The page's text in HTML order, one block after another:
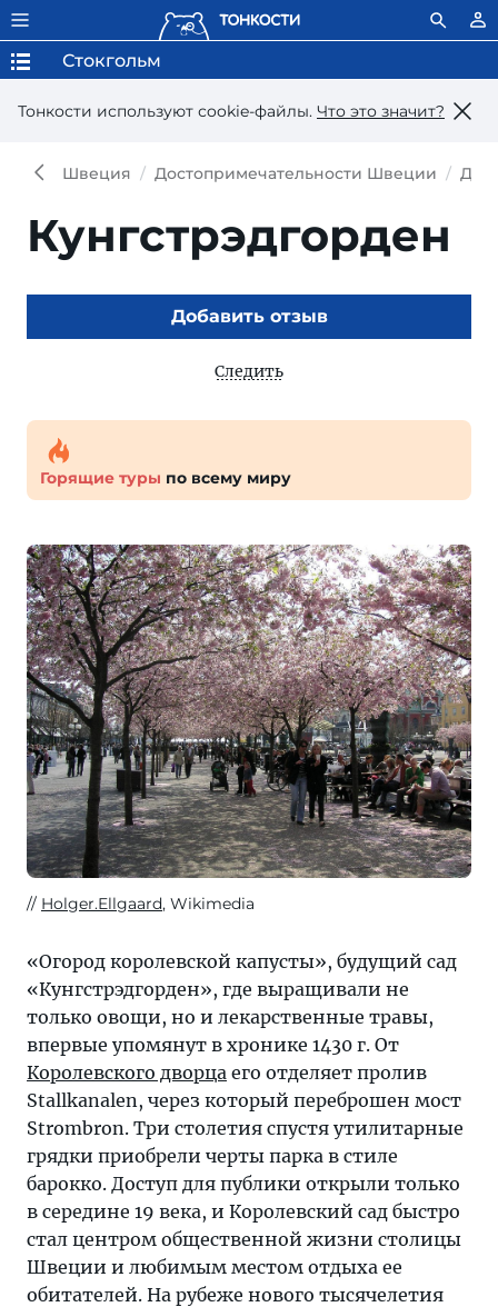
Тонкости используют сookie-файлы. Что это значит?
Стокгольм
Швеция Достопримечательности Швеции
Кунгстрэдгорден
Добавить отзыв
Следить
Горящие туры по всему миру
Holger.Ellgaard, Wikimedia
«Огород королевской капусты», будущий сад
«Кунгстрэдгорден», где выращивали не
только овощи, но и лекарственные травы,
впервые упомянут в хронике 1430 г. От
Королевского дворца его отделяет пролив
Stallkanalen, через который переброшен мост
Strombron. Три столетия спустя утилитарные
грядки приобрели черты парка в стиле
барокко. Доступ для публики открыли только
в середине 19 века, и Королевский сад быстро
стал центром общественной жизни столицы
Швеции и любимым местом отдыха ее
обитателей. На рубеже нового тысячелетия